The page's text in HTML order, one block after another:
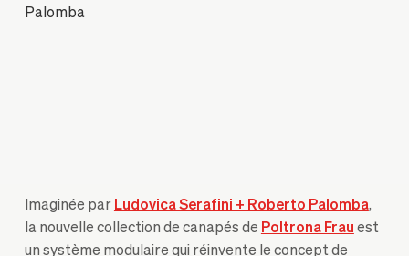
Imaginée par Ludovica Serafini + Roberto Palomba,
la nouvelle collection de canapés de Poltrona Frau est
un système modulaire qui réinvente le concept de